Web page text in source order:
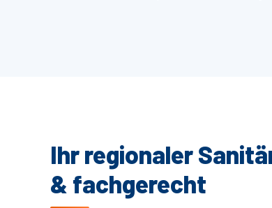
Ihr regionaler
& fachgerecht